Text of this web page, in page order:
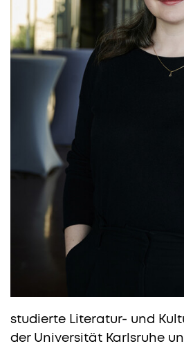
studierte Literatur- und
der Universität Karlsruhe